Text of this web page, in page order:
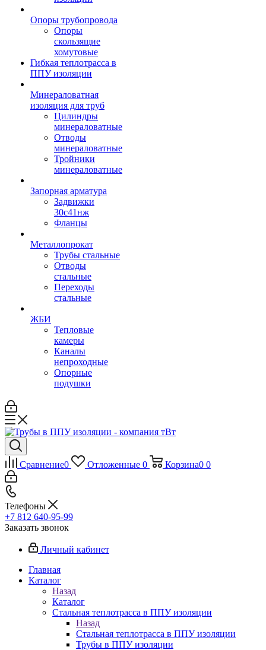
Опоры трубопровода
Опоры
скользящие
хомутовые
Гибкая теплотрасса в
ППУ изоляции
Минераловатная
изоляция для труб
Цилиндры
минераловатные
Отводы
минераловатные
Тройники
минераловатные
Запорная арматура
Задвижки
30с41нж
Фланцы
Металлопрокат
Трубы стальные
Отводы
стальные
Переходы
стальные
ЖБИ
Тепловые
камеры
Каналы
непроходные
Опорные
подушки
Сравнение0 Отложенные 0 Корзина0 0
Телефоны
+7 812 640-95-99
Заказать звонок
Личный кабинет
Главная
Каталог
Назад
Каталог
Стальная теплотрасса в ППУ изоляции
Назад
Стальная теплотрасса в ППУ изоляции
Трубы в ППУ изоляции